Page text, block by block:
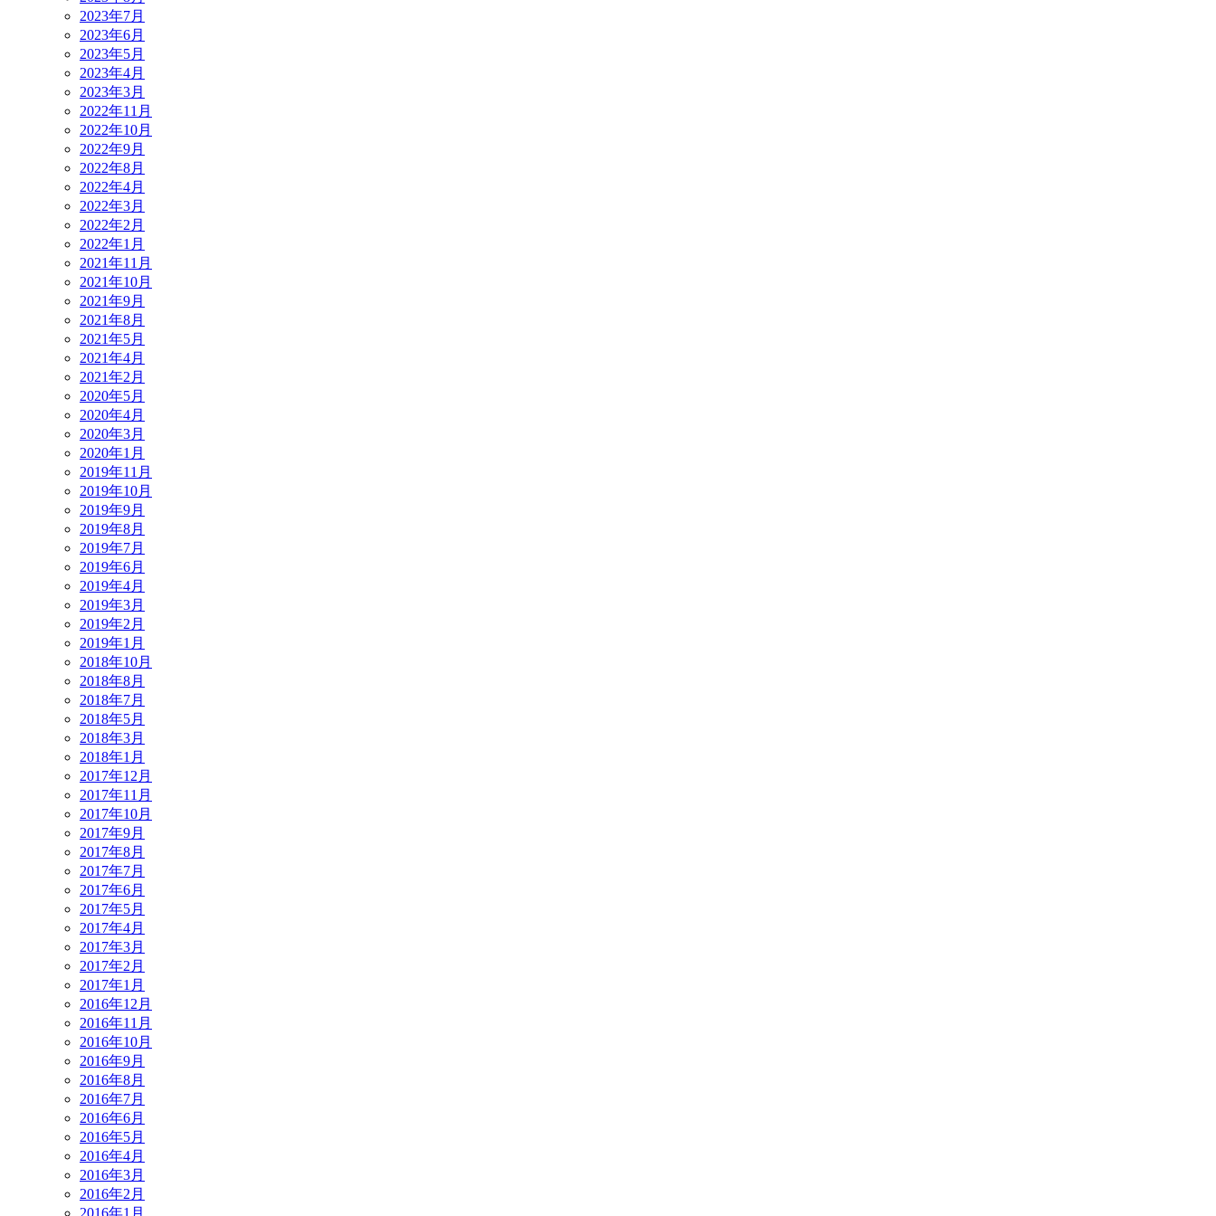
2023年7月
2023年6月
2023年5月
2023年4月
2023年3月
2022年11月
2022年10月
2022年9月
2022年8月
2022年4月
2022年3月
2022年2月
2022年1月
2021年11月
2021年10月
2021年9月
2021年8月
2021年5月
2021年4月
2021年2月
2020年5月
2020年4月
2020年3月
2020年1月
2019年11月
2019年10月
2019年9月
2019年8月
2019年7月
2019年6月
2019年4月
2019年3月
2019年2月
2019年1月
2018年10月
2018年8月
2018年7月
2018年5月
2018年3月
2018年1月
2017年12月
2017年11月
2017年10月
2017年9月
2017年8月
2017年7月
2017年6月
2017年5月
2017年4月
2017年3月
2017年2月
2017年1月
2016年12月
2016年11月
2016年10月
2016年9月
2016年8月
2016年7月
2016年6月
2016年5月
2016年4月
2016年3月
2016年2月